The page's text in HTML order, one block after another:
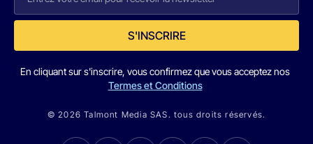
S'INSCRIRE
En cliquant sur s'inscrire, vous confirmez que vous acceptez nos
Termes et Conditions
© 2026 Talmont Media SAS. tous droits réservés.